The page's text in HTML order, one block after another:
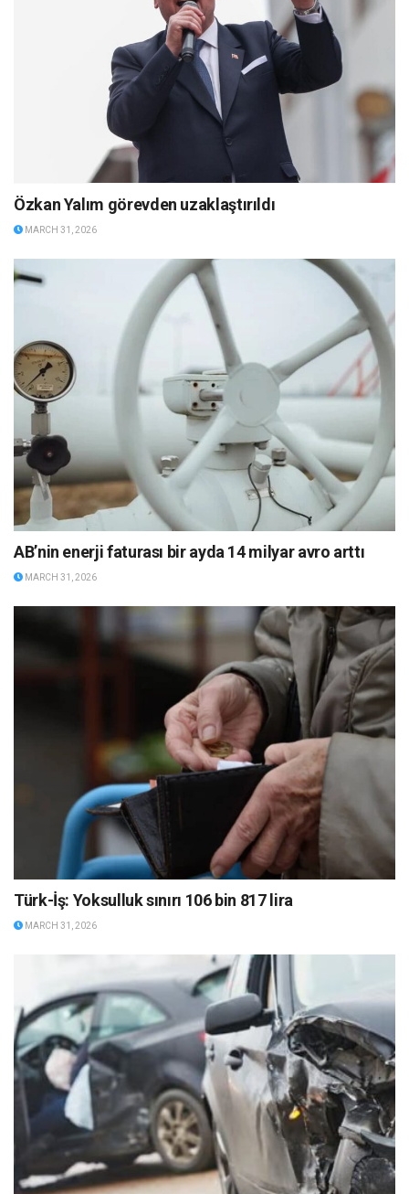
Özkan Yalım görevden uzaklaştırıldı
MARCH 31, 2026
AB’nin enerji faturası bir ayda 14 milyar avro arttı
MARCH 31, 2026
Türk-İş: Yoksulluk sınırı 106 bin 817 lira
MARCH 31, 2026